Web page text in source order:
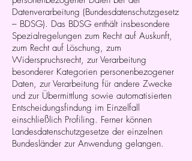
Datenverarbeitung (Bundesdatenschutzgesetz
– BDSG). Das BDSG enthält insbesondere
Spezialregelungen zum Recht auf Auskunft,
zum Recht auf Löschung, zum
Widerspruchsrecht, zur Verarbeitung
besonderer Kategorien personenbezogener
Daten, zur Verarbeitung für andere Zwecke
und zur Übermittlung sowie automatisierten
Entscheidungsfindung im Einzelfall
einschließlich Profiling. Ferner können
Landesdatenschutzgesetze der einzelnen
Bundesländer zur Anwendung gelangen.